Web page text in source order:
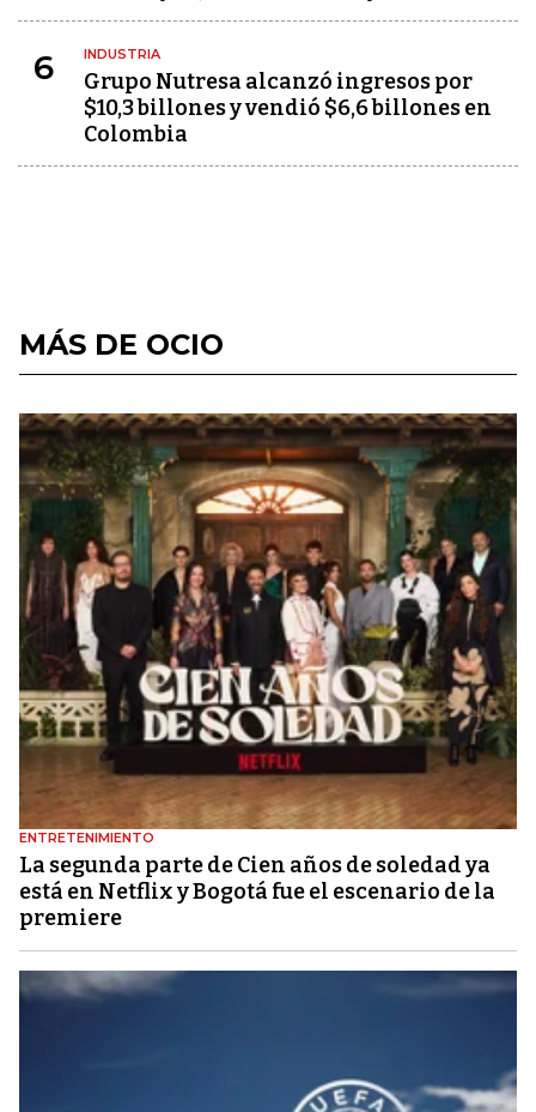
6 INDUSTRIA
Grupo Nutresa alcanzó ingresos por
$10,3 billones y vendió $6,6 billones en
Colombia
MÁS DE OCIO
ENTRETENIMIENTO
La segunda parte de Cien años de soledad ya
está en Netflix y Bogotá fue el escenario de la
premiere